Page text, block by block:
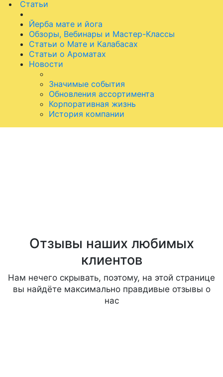
Статьи
Йерба мате и йога
Обзоры, Вебинары и Мастер-Классы
Статьи о Мате и Калабасах
Статьи о Ароматах
Новости
Значимые события
Обновления ассортимента
Корпоративная жизнь
История компании
Отзывы наших любимых
клиентов
Нам нечего скрывать, поэтому, на этой странице
вы найдёте максимально правдивые отзывы о
нас